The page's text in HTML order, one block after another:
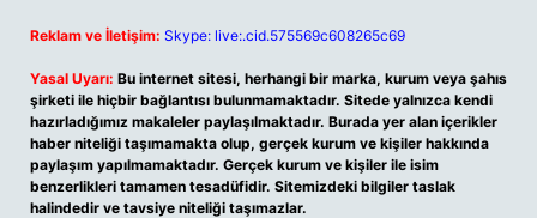
Reklam ve İletişim: Skype: live:.cid.575569c608265c69
Yasal Uyarı: Bu internet sitesi, herhangi bir marka, kurum veya şahıs
şirketi ile hiçbir bağlantısı bulunmamaktadır. Sitede yalnızca kendi
hazırladığımız makaleler paylaşılmaktadır. Burada yer alan içerikler
haber niteliği taşımamakta olup, gerçek kurum ve kişiler hakkında
paylaşım yapılmamaktadır. Gerçek kurum ve kişiler ile isim
benzerlikleri tamamen tesadüfidir. Sitemizdeki bilgiler taslak
halindedir ve tavsiye niteliği taşımazlar.